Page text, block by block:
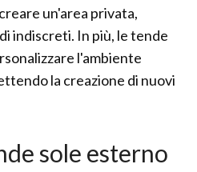
un'area privata,
indiscreti. In più, le tende
l'ambiente
la creazione di nuovi
sole esterno